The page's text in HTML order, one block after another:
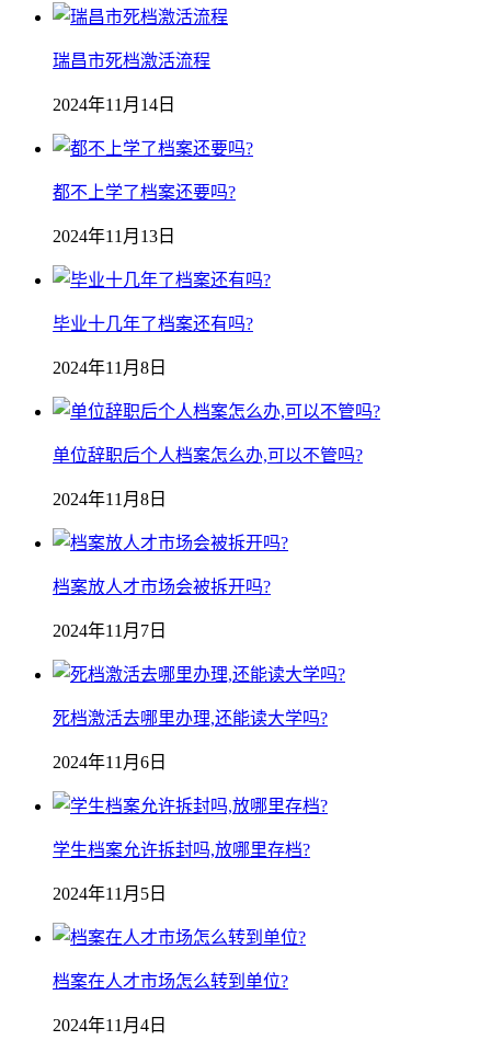
瑞昌市死档激活流程
2024年11月14日
都不上学了档案还要吗?
2024年11月13日
毕业十几年了档案还有吗?
2024年11月8日
单位辞职后个人档案怎么办,可以不管吗?
2024年11月8日
档案放人才市场会被拆开吗?
2024年11月7日
死档激活去哪里办理,还能读大学吗?
2024年11月6日
学生档案允许拆封吗,放哪里存档?
2024年11月5日
档案在人才市场怎么转到单位?
2024年11月4日